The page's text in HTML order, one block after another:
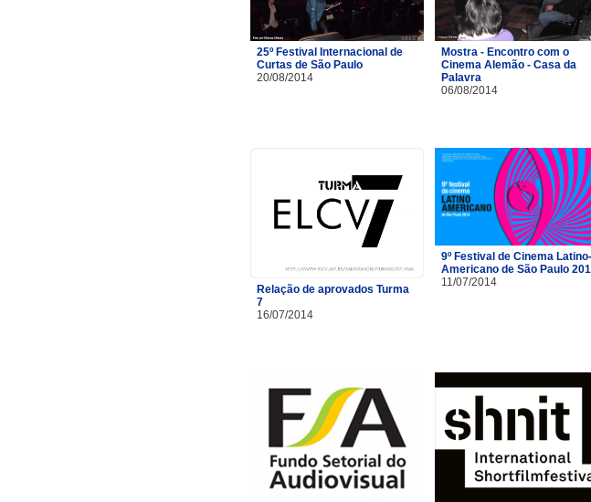
25º Festival Internacional de
Curtas de São Paulo
20/08/2014
Mostra - Encontro com o
Cinema Alemão - Casa da
Palavra
06/08/2014
Relação de aprovados Turma
7
16/07/2014
9º Festival de Cinema Latino-
Americano de São Paulo
11/07/2014